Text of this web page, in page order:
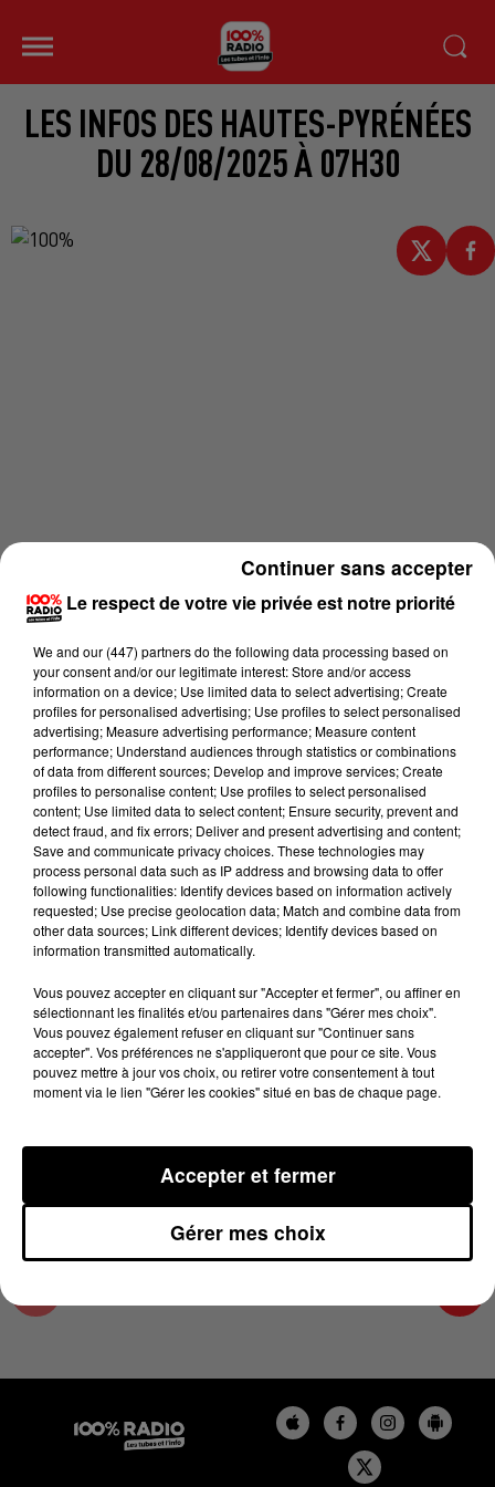
LES INFOS DES HAUTES-PYRÉNÉES
DU 28/08/2025 À 07H30
Lecture (4 min 13 sec)
100%
100% Radio les infos des Hautes-Pyrénées
28 août 2025 - 4 min 13 sec
LES INFOS DES HAUTES-PYRÉNÉES DU
28/08/2025 À 07H30
Podcasts infos des Hautes-Pyrénées
Le respect de votre vie privée est notre priorité
We and our (447) partnersdo the following data processing based on
your consent and/or our legitimate interest: Store and/or access
information on a device; Use limited data to select advertising; Create
profiles for personalised advertising; Use profiles to select personalised
advertising; Measure advertising performance; Measure content
performance; Understand audiences through statistics or combinations
of data from different sources; Develop and improve services; Create
profiles to personalise content; Use profiles to select personalised
content; Use limited data to select content; Ensure security, prevent and
detect fraud, and fix errors; Deliver and present advertising and content;
Save and communicate privacy choices. These technologies may
process personal data such as IP address and browsing data to offer
following functionalities: Identify devices based on information actively
requested; Use precise geolocation data; Match and combine data from
other data sources; Link different devices; Identify devices based on
information transmitted automatically.
Vous pouvez accepter en cliquant sur "Accepter et fermer", ou affiner en
sélectionnant les finalités et/ou partenaires dans "Gérer mes choix".
Vous pouvez également refuser en cliquant sur "Continuer sans
accepter". Vos préférences ne s'appliqueront que pour ce site. Vous
pouvez mettre à jour vos choix, ou retirer votre consentement à tout
moment via le lien "Gérer les cookies" situé en bas de chaque page.
Gérer mes choix
Accepter et fermer
Continuer sans accepter